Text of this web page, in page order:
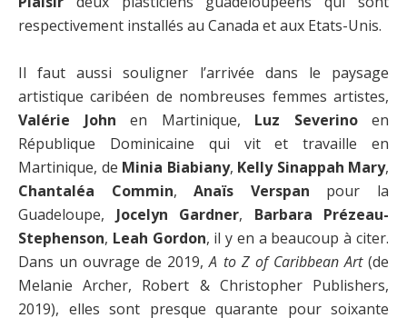
respectivement installés au Canada et aux Etats-Unis.
Il faut aussi souligner l’arrivée dans le paysage
artistique caribéen de nombreuses femmes artistes,
Valérie John en Martinique, Luz Severinoen
République Dominicaine qui vit et travaille en
Martinique, de Minia Biabiany, Kelly Sinappah Mary,
Chantaléa Commin,Anaïs Verspan pour la
Guadeloupe, Jocelyn Gardner, Barbara Prézeau-
Stephenson, Leah Gordon, il y en a beaucoup à citer.
Dans un ouvrage de 2019,A to Z of Caribbean Art(de
Melanie Archer, Robert & Christopher Publishers,
2019), elles sont presque quarante pour soixante